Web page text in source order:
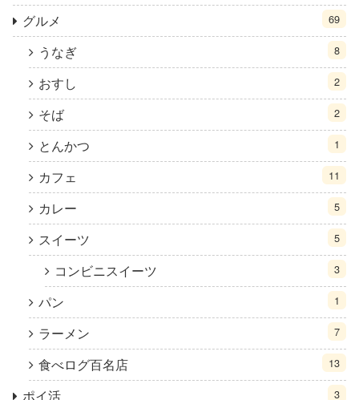
グルメ 69
うなぎ 8
おすし 2
そば 2
とんかつ 1
カフェ 11
カレー 5
スイーツ 5
コンビニスイーツ 3
パン 1
ラーメン 7
食べログ百名店 13
ポイ活 3